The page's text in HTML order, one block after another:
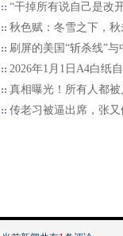
“干掉所有说自己是改
秋色赋：冬雪之下，
刷屏的美国“斩杀线”
2026年1月1日A4白纸
真相曝光！所有人都被
传老习被逼出席，张